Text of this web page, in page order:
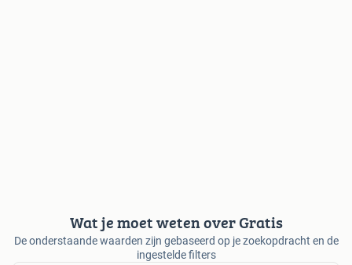
Wat je moet weten over Gratis
De onderstaande waarden zijn gebaseerd op je zoekopdracht en de
ingestelde filters